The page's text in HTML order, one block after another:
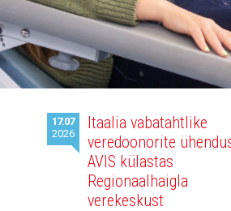
17.07
2026
Itaalia vabatahtlike
veredoonorite
AVIS külastas
Regionaalhaigla
verekeskust